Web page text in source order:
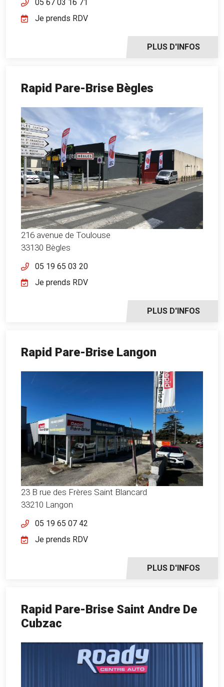
05 67 03 16 71
PLUS D'INFOS
Je prends RDV
Rapid Pare-Brise Bègles
216 avenue de Toulouse
33130 Bègles
05 19 65 03 20
PLUS D'INFOS
Je prends RDV
Rapid Pare-Brise Langon
23 B rue des Frères Saint Blancard
33210 Langon
05 19 65 07 42
PLUS D'INFOS
Je prends RDV
Rapid Pare-Brise Saint Andre De
Cubzac